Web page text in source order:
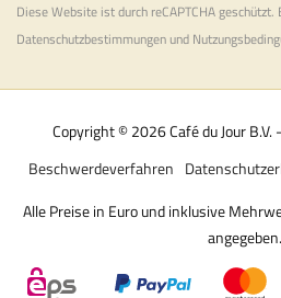
Diese Website ist durch reCAPTCHA geschützt.
Datenschutzbestimmungen und
Copyright © 2026 Café du Jour
Beschwerdeverfahren
Alle Preise in Euro und inklusive
angegeben.